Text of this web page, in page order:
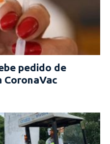
pedido de